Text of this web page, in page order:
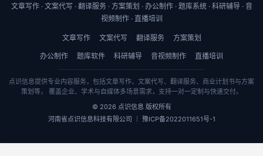
文章写作 · 文案代写 · 翻译服务 · 方案策划 · 办公制作 · 题库系统 · 科研辅导 · 音
视频制作 · 直播培训
文章写作 文案代写 翻译服务 方案策划
办公制作 题库软件 科研辅导 音视频制作 直播培训
点识信息提供专业内容服务，包括文章写作、文案代写、翻译服务、商业计划书与方案
策划等， 覆盖企业、学术与自媒体多场景需求，支持一对一定制与快速交付。
© 2026 点识信息 版权所有
河南省点识信息科技有限公司 ｜ 豫ICP备2022011651号-1